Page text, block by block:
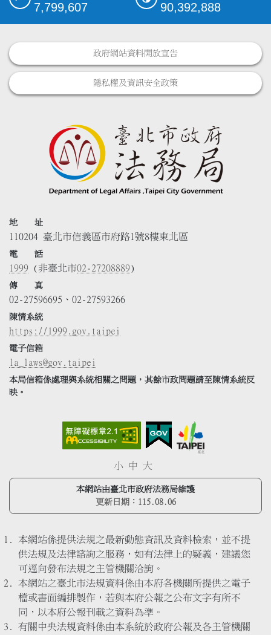
7,799,607 90,392,888
政府網站資料開放宣告
隱私權及資訊安全政策
地 址
110204 臺北市信義區市府路1號8樓東北區
電 話
1999 (非臺北市02-27208889)
傳 真
02-27596695、02-27593266
陳情系統
https://1999.gov.taipei
電子信箱
la_laws@gov.taipei
本局信箱係處理與系統相關之問題，其餘市政問題請至陳情系統反
映。
小 中 大
本網站由臺北市政府法務局維護
更新日期： 115.08.06
本網站係提供法規之最新動態資訊及資料檢索，並不提
供法規及法律諮詢之服務，如有法律上的疑義，建議您
可逕向發布法規之主管機關洽詢。
本網站之臺北市法規資料係由本府各機關所提供之電子
檔或書面編排製作，若與本府公報之公布文字有所不
同，以本府公報刊載之資料為準。
有關中央法規資料係由本系統於政府公報及各主管機關